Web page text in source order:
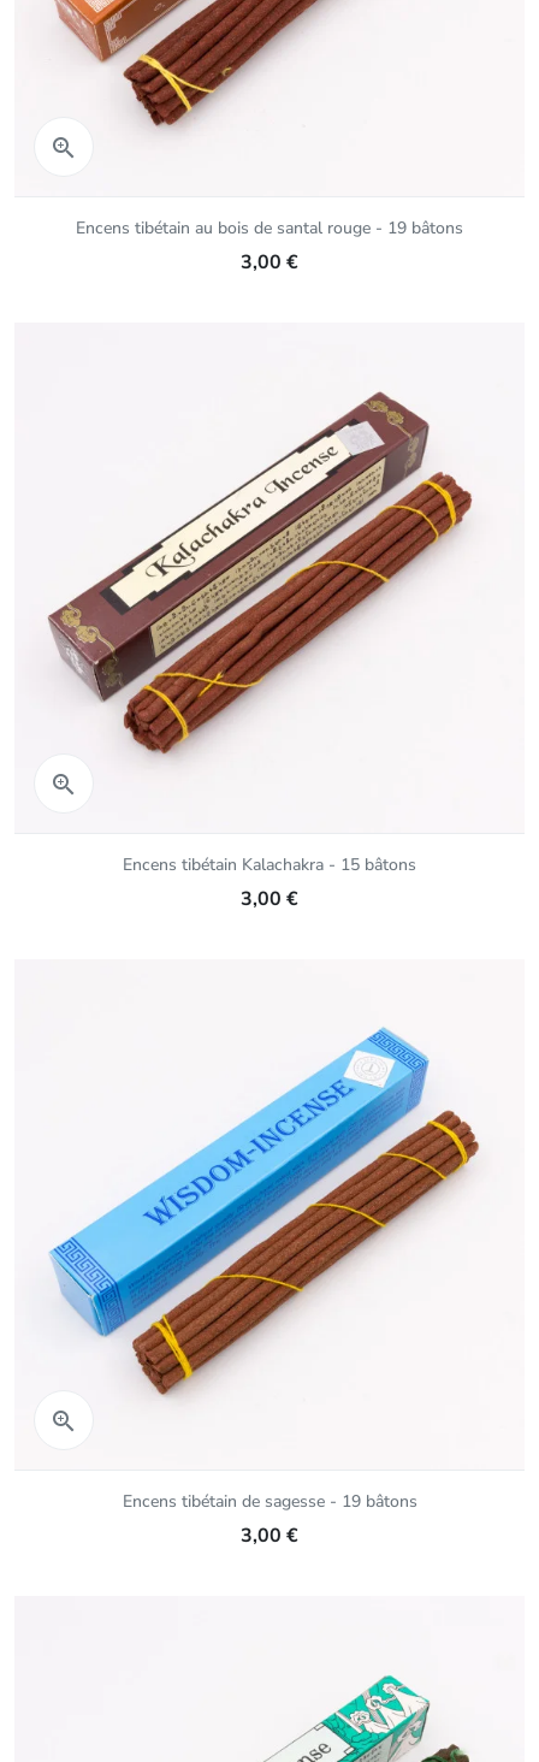

Encens tibétain au bois de santal rouge - 19 bâtons
3,00 €

Encens tibétain Kalachakra - 15 bâtons
3,00 €

Encens tibétain de sagesse - 19 bâtons
3,00 €